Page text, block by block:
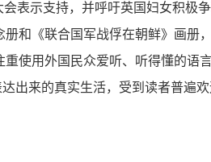
表示支持，并呼吁英国妇女积极
和《联合国军战俘在朝鲜》画册
使用外国民众爱听、听得懂的语
出来的真实生活，受到读者普遍欢